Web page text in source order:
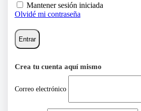
Mantener sesión iniciada
Olvidé mi contraseña
Entrar
Crea tu cuenta aquí mismo
Correo electrónico